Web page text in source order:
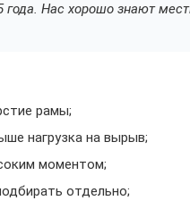
года. Нас хорошо знают
рамы;
нагрузка на вырыв;
моментом;
отдельно;